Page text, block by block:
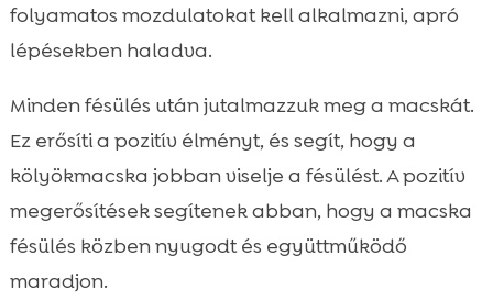
folyamatos mozdulatokat kell alkalmazni, apró
lépésekben haladva.
Minden fésülés után jutalmazzuk meg a macskát.
Ez erősíti a pozitív élményt, és segít, hogy a
kölyökmacska jobban viselje a fésülést. A pozitív
megerősítések segítenek abban, hogy a macska
fésülés közben nyugodt és együttműködő
maradjon.